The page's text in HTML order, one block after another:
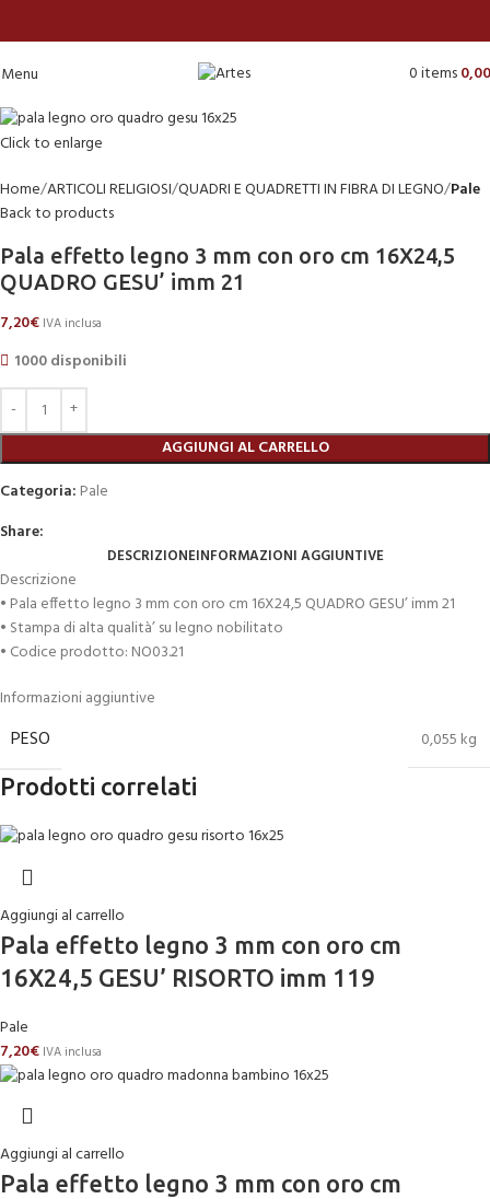
Menu 0items0,00
Click to enlarge
Home ARTICOLI RELIGIOSI QUADRI E QUADRETTI IN FIBRA DI LEGNO Pale
Back to products
Pala effetto legno 3 mm con oro cm 16X24,5
QUADRO GESU’ imm 21
7,20€ IVA inclusa
1000 disponibili
AGGIUNGI AL CARRELLO
Categoria: Pale
Share:
DESCRIZIONEINFORMAZIONI AGGIUNTIVE
Descrizione
• Pala effetto legno 3 mm con oro cm 16X24,5 QUADRO GESU’ imm 21
• Stampa di alta qualità’ su legno nobilitato
• Codice prodotto: NO03.21
Informazioni aggiuntive
PESO 0,055 kg
Prodotti correlati
Aggiungi al carrello
Pala effetto legno 3 mm con oro cm
16X24,5 GESU’ RISORTO imm 119
Pale
7,20€ IVA inclusa
Aggiungi al carrello
Pala effetto legno 3 mm con oro cm